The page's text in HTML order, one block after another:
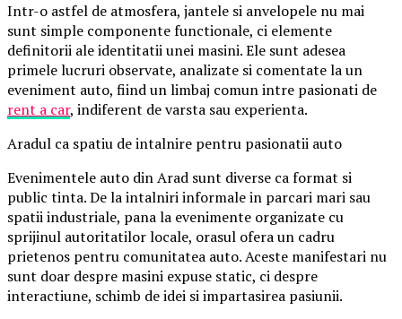
Intr-o astfel de atmosfera, jantele si anvelopele nu mai
sunt simple componente functionale, ci elemente
definitorii ale identitatii unei masini. Ele sunt adesea
primele lucruri observate, analizate si comentate la un
eveniment auto, fiind un limbaj comun intre pasionati de
rent a car, indiferent de varsta sau experienta.
Aradul ca spatiu de intalnire pentru pasionatii auto
Evenimentele auto din Arad sunt diverse ca format si
public tinta. De la intalniri informale in parcari mari sau
spatii industriale, pana la evenimente organizate cu
sprijinul autoritatilor locale, orasul ofera un cadru
prietenos pentru comunitatea auto. Aceste manifestari nu
sunt doar despre masini expuse static, ci despre
interactiune, schimb de idei si impartasirea pasiunii.